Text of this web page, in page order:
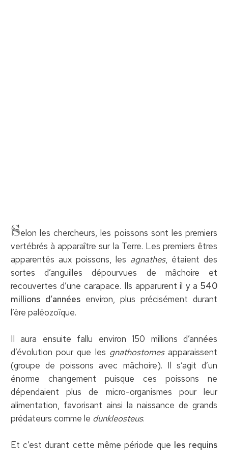
Selon les chercheurs, les poissons sont les premiers
vertébrés à apparaître sur la Terre. Les premiers êtres
apparentés aux poissons, les agnathes, étaient des
sortes d’anguilles dépourvues de mâchoire et
recouvertes d’une carapace. Ils apparurent il y a540
millions d’annéesenviron, plus précisément durant
l’ère paléozoïque.
Il aura ensuite fallu environ 150 millions d’années
d’évolution pour que les gnathostomesapparaissent
(groupe de poissons avec mâchoire). Il s’agit d’un
énorme changement puisque ces poissons ne
dépendaient plus de micro-organismes pour leur
alimentation, favorisant ainsi la naissance de grands
prédateurs comme le dunkleosteus.
Et c’est durant cette même période que les requins